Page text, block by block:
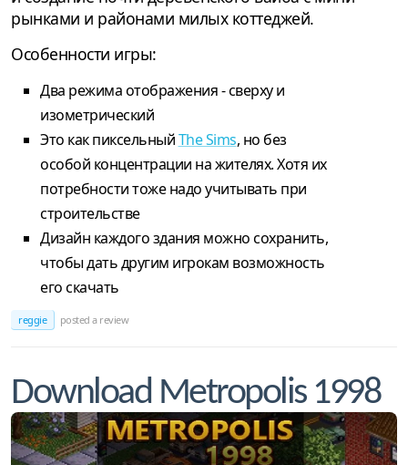
рынками и районами милых коттеджей.
Особенности игры:
Два режима отображения - сверху и
изометрический
Это как пиксельныйThe Sims, но без
особой концентрации на жителях. Хотя их
потребности тоже надо учитывать при
строительстве
Дизайн каждого здания можно сохранить,
чтобы дать другим игрокам возможность
его скачать
reggie posted a review
Download Metropolis 1998